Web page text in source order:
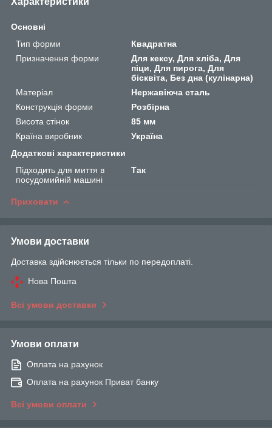
Основні
Тип форми
Квадратна
Призначення форми
Для кексу, Для хліба, Для
піци, Для пирога, Для
бісквіта, Без дна (кулінарна)
Матеріал
Нержавіюча сталь
Конструкція форми
Розбірна
Висота стінок
85 мм
Країна виробник
Україна
Додаткові характеристики
Підходить для миття в
посудомийній машині
Так
Приховати
Умови доставки
Доставка здійснюється тільки по передоплаті.
Нова Пошта
Всі умови доставки
Умови оплати
Оплата на рахунок
Оплата на рахунок Приват банку
Всі умови оплати